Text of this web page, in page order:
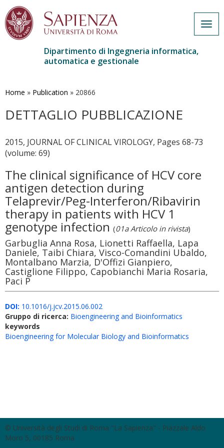
contenuto
Dipartimento di Ingegneria informatica,
automatica e gestionale
Home » Publication » 20866
DETTAGLIO PUBBLICAZIONE
2015, JOURNAL OF CLINICAL VIROLOGY, Pages 68-73
(volume: 69)
The clinical significance of HCV core
antigen detection during
Telaprevir/Peg-Interferon/Ribavirin
therapy in patients with HCV 1
genotype infection (01a Articolo in rivista)
Garbuglia Anna Rosa, Lionetti Raffaella, Lapa
Daniele, Taibi Chiara, Visco-Comandini Ubaldo,
Montalbano Marzia, D'Offizi Gianpiero,
Castiglione Filippo, Capobianchi Maria Rosaria,
Paci P
DOI: 10.1016/j.jcv.2015.06.002
Gruppo di ricerca: Bioengineering and Bioinformatics
keywords
Bioengineering for Molecular Biology and Bioinformatics
© Università degli Studi di Roma "La Sapienza" - Piazzale Aldo
Moro 5, 00185 Roma